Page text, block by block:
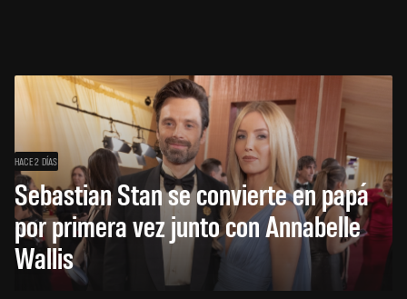
HACE 2 DÍAS
Sebastian Stan se convierte en papá
por primera vez junto con Annabelle
Wallis